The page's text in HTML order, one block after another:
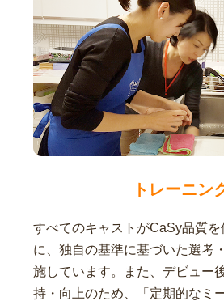
トレーニン
すべてのキャストがCaSy品質を
に、独自の基準に基づいた選考
施しています。また、デビュー
持・向上のため、「定期的なミ